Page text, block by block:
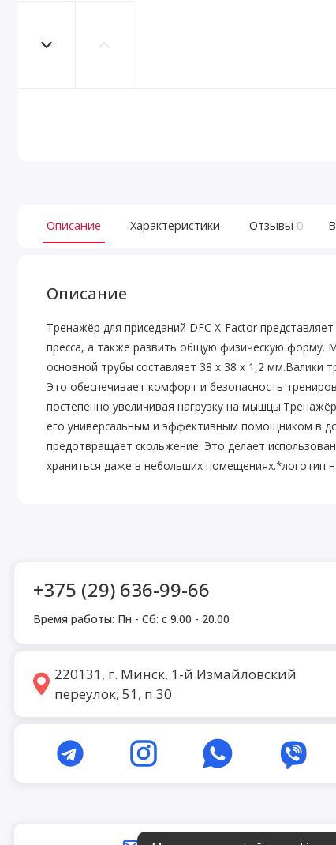
Описание Характеристики Отзывы 0
Описание
Тренажёр для приседаний DFC X-Factor
пресса, а также развить общую физическую форму.
основной трубы составляет 38 х 38 х 1,2 мм.Валики
Это обеспечивает комфорт и безопасность
постепенно увеличивая нагрузку на
его универсальным и эффективным помощником в
предотвращает скольжение. Это делает
храниться даже в небольших помещениях.*логотип
+375 (29) 636-99-66
Время работы: Пн - Сб: с 9.00 - 20.00
220131, г. Минск, 1-й Измайловский
переулок, 51, п.30